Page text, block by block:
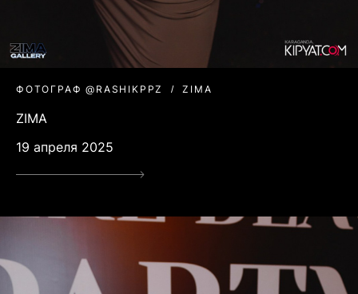
ФОТОГРАФ @RASHIKPPZ ZIMA
ZIMA
19 апреля 2025